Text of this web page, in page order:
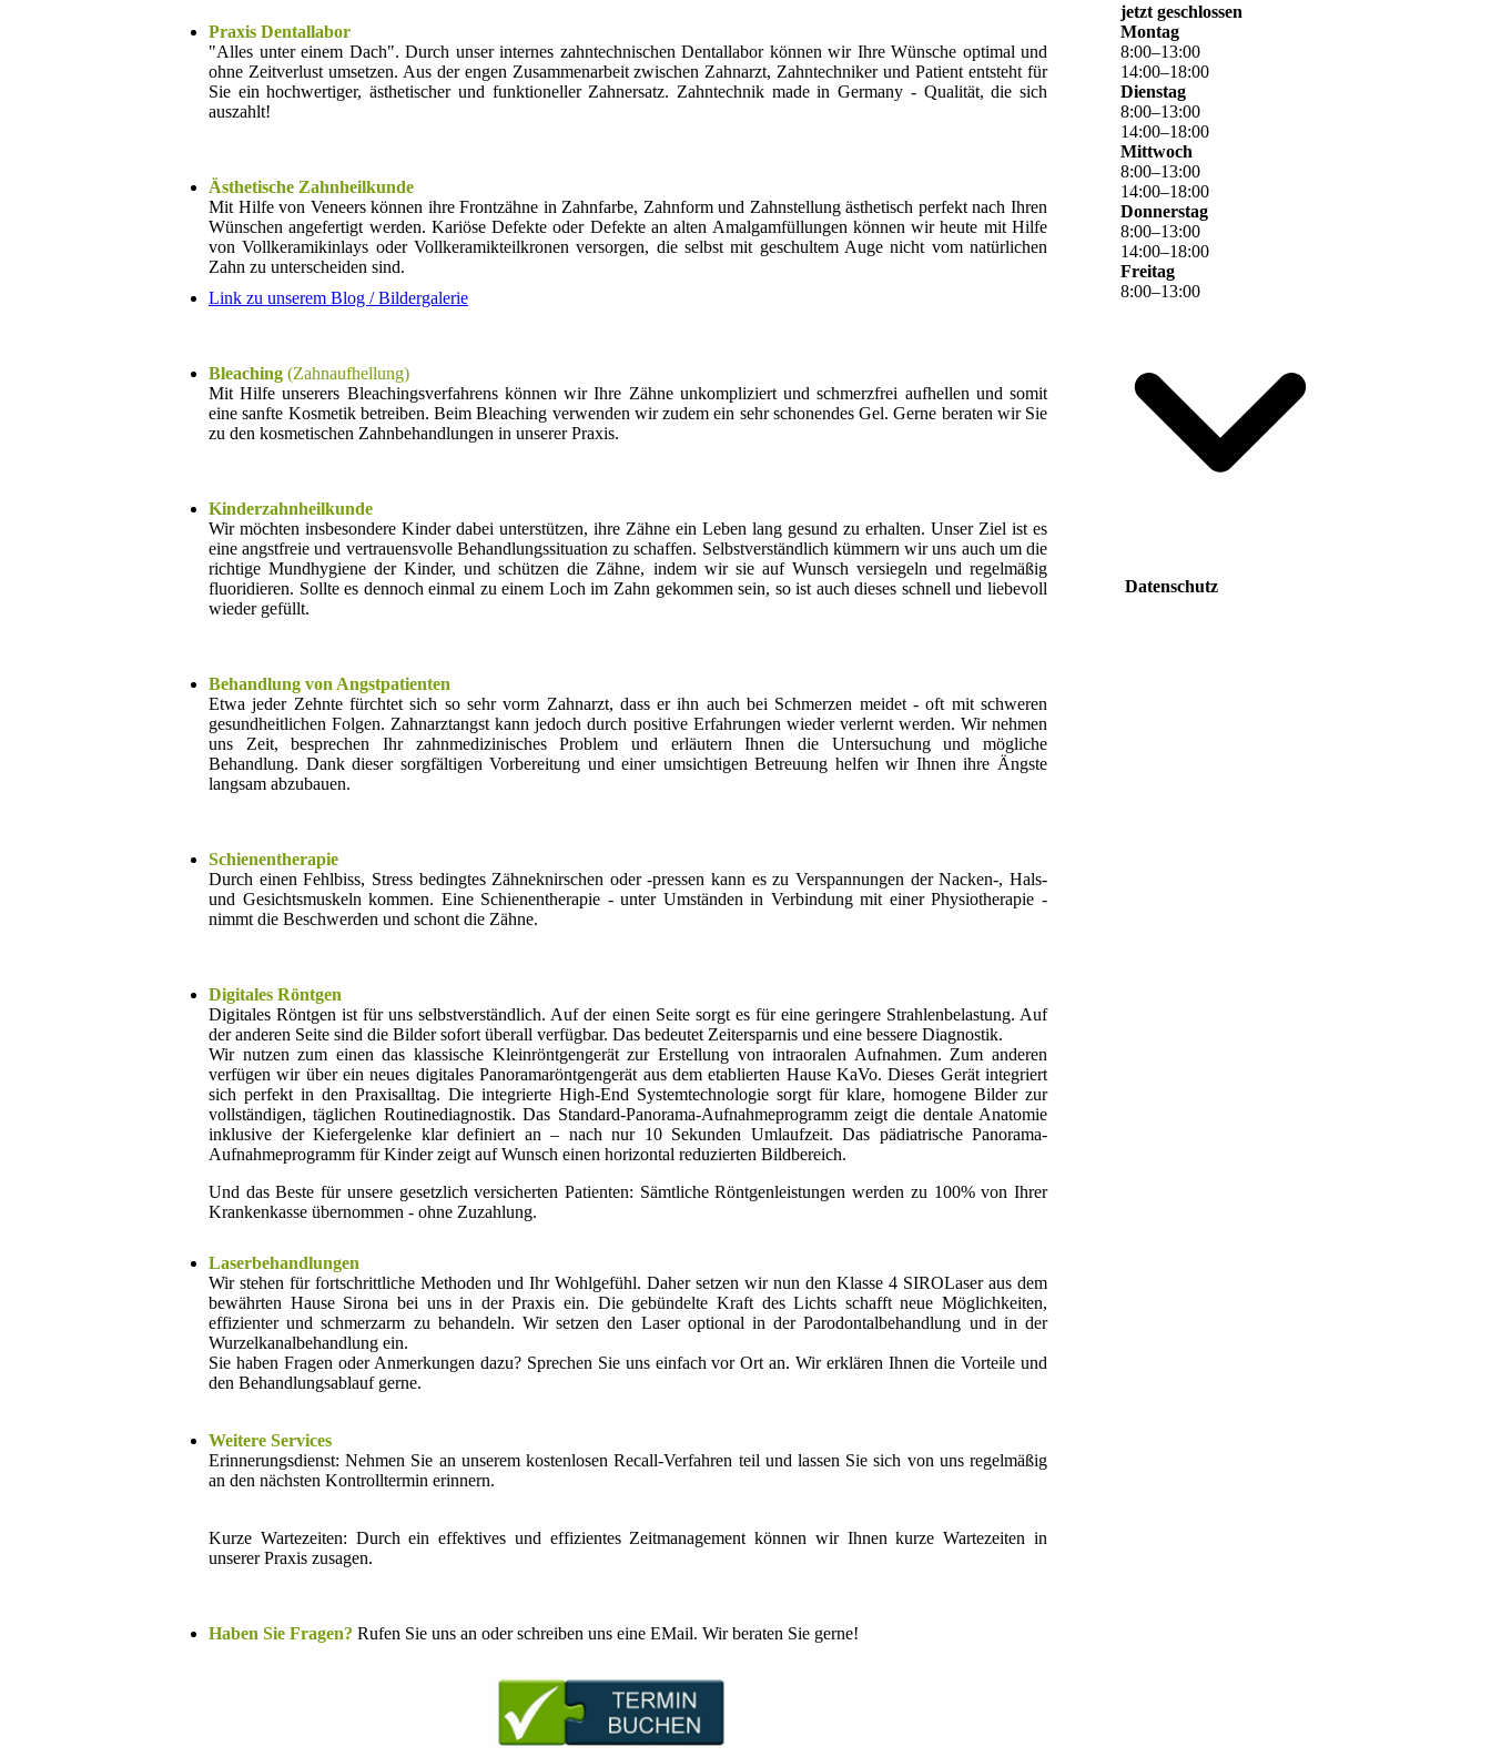
Praxis Dentallabor
"Alles unter einem Dach". Durch unser internes zahntechnischen Dentallabor können wir Ihre Wünsche optimal und
ohne Zeitverlust umsetzen. Aus der engen Zusammenarbeit zwischen Zahnarzt, Zahntechniker und Patient entsteht für
Sie ein hochwertiger, ästhetischer und funktioneller Zahnersatz. Zahntechnik made in Germany - Qualität, die sich
auszahlt!
Ästhetische Zahnheilkunde
Mit Hilfe von Veneers können ihre Frontzähne in Zahnfarbe, Zahnform und Zahnstellung ästhetisch perfekt nach Ihren
Wünschen angefertigt werden. Kariöse Defekte oder Defekte an alten Amalgamfüllungen können wir heute mit Hilfe
von Vollkeramikinlays oder Vollkeramikteilkronen versorgen, die selbst mit geschultem Auge nicht vom natürlichen
Zahn zu unterscheiden sind.
Link zu unserem Blog / Bildergalerie
Bleaching (Zahnaufhellung)
Mit Hilfe unserers Bleachingsverfahrens können wir Ihre Zähne unkompliziert und schmerzfrei aufhellen und somit
eine sanfte Kosmetik betreiben. Beim Bleaching verwenden wir zudem ein sehr schonendes Gel. Gerne beraten wir Sie
zu den kosmetischen Zahnbehandlungen in unserer Praxis.
Kinderzahnheilkunde
Wir möchten insbesondere Kinder dabei unterstützen, ihre Zähne ein Leben lang gesund zu erhalten. Unser Ziel ist es
eine angstfreie und vertrauensvolle Behandlungssituation zu schaffen. Selbstverständlich kümmern wir uns auch um die
richtige Mundhygiene der Kinder, und schützen die Zähne, indem wir sie auf Wunsch versiegeln und regelmäßig
fluoridieren. Sollte es dennoch einmal zu einem Loch im Zahn gekommen sein, so ist auch dieses schnell und liebevoll
wieder gefüllt.
Behandlung von Angstpatienten
Etwa jeder Zehnte fürchtet sich so sehr vorm Zahnarzt, dass er ihn auch bei Schmerzen meidet - oft mit schweren
gesundheitlichen Folgen. Zahnarztangst kann jedoch durch positive Erfahrungen wieder verlernt werden. Wir nehmen
uns Zeit, besprechen Ihr zahnmedizinisches Problem und erläutern Ihnen die Untersuchung und mögliche
Behandlung. Dank dieser sorgfältigen Vorbereitung und einer umsichtigen Betreuung helfen wir Ihnen ihre Ängste
langsam abzubauen.
Schienentherapie
Durch einen Fehlbiss, Stress bedingtes Zähneknirschen oder -pressen kann es zu Verspannungen der Nacken-, Hals-
und Gesichtsmuskeln kommen. Eine Schienentherapie - unter Umständen in Verbindung mit einer Physiotherapie -
nimmt die Beschwerden und schont die Zähne.
Digitales Röntgen
Digitales Röntgen ist für uns selbstverständlich. Auf der einen Seite sorgt es für eine geringere Strahlenbelastung. Auf
der anderen Seite sind die Bilder sofort überall verfügbar. Das bedeutet Zeitersparnis und eine bessere Diagnostik.
Wir nutzen zum einen das klassische Kleinröntgengerät zur Erstellung von intraoralen Aufnahmen. Zum anderen
verfügen wir über ein neues digitales Panoramaröntgengerät aus dem etablierten Hause KaVo. Dieses Gerät integriert
sich perfekt in den Praxisalltag. Die integrierte High-End Systemtechnologie sorgt für klare, homogene Bilder zur
vollständigen, täglichen Routinediagnostik. Das Standard-Panorama-Aufnahmeprogramm zeigt die dentale Anatomie
inklusive der Kiefergelenke klar definiert an – nach nur 10 Sekunden Umlaufzeit. Das pädiatrische Panorama-
Aufnahmeprogramm für Kinder zeigt auf Wunsch einen horizontal reduzierten Bildbereich.
Und das Beste für unsere gesetzlich versicherten Patienten: Sämtliche Röntgenleistungen werden zu 100% von Ihrer
Krankenkasse übernommen - ohne Zuzahlung.
Laserbehandlungen
Wir stehen für fortschrittliche Methoden und Ihr Wohlgefühl. Daher setzen wir nun den Klasse 4 SIROLaser aus dem
bewährten Hause Sirona bei uns in der Praxis ein. Die gebündelte Kraft des Lichts schafft neue Möglichkeiten,
effizienter und schmerzarm zu behandeln. Wir setzen den Laser optional in der Parodontalbehandlung und in der
Wurzelkanalbehandlung ein.
Sie haben Fragen oder Anmerkungen dazu? Sprechen Sie uns einfach vor Ort an. Wir erklären Ihnen die Vorteile und
den Behandlungsablauf gerne.
Weitere Services
Erinnerungsdienst: Nehmen Sie an unserem kostenlosen Recall-Verfahren teil und lassen Sie sich von uns regelmäßig
an den nächsten Kontrolltermin erinnern.
Kurze Wartezeiten: Durch ein effektives und effizientes Zeitmanagement können wir Ihnen kurze Wartezeiten in
unserer Praxis zusagen.
Haben Sie Fragen? Rufen Sie uns an oder schreiben uns eine EMail. Wir beraten Sie gerne!
jetzt geschlossen
Montag
8:00–13:00
14:00–18:00
Dienstag
8:00–13:00
14:00–18:00
Mittwoch
8:00–13:00
14:00–18:00
Donnerstag
8:00–13:00
14:00–18:00
Freitag
8:00–13:00
Datenschutz